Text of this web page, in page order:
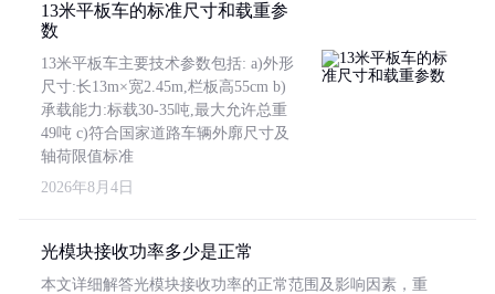
13米平板车的标准尺寸和载重参
数
13米平板车主要技术参数包括: a)外形
尺寸:长13m×宽2.45m,栏板高55cm b)
承载能力:标载30-35吨,最大允许总重
49吨 c)符合国家道路车辆外廓尺寸及
轴荷限值标准
2026年8月4日
光模块接收功率多少是正常
本文详细解答光模块接收功率的正常范围及影响因素，重